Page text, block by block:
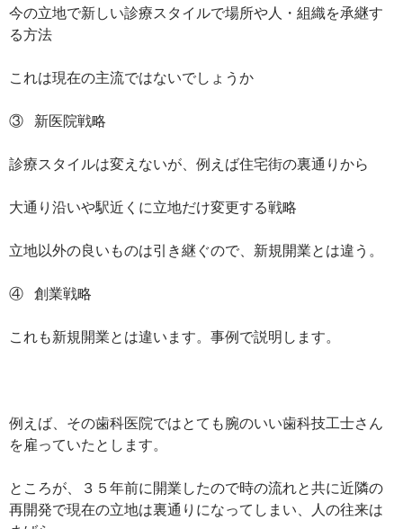
今の立地で新しい診療スタイルで場所や人・組織を承継す
る方法
これは現在の主流ではないでしょうか
③ 新医院戦略
診療スタイルは変えないが、例えば住宅街の裏通りから
大通り沿いや駅近くに立地だけ変更する戦略
立地以外の良いものは引き継ぐので、新規開業とは違う。
④ 創業戦略
これも新規開業とは違います。事例で説明します。
例えば、その歯科医院ではとても腕のいい歯科技工士さん
を雇っていたとします。
ところが、３５年前に開業したので時の流れと共に近隣の
再開発で現在の立地は裏通りになってしまい、人の往来は